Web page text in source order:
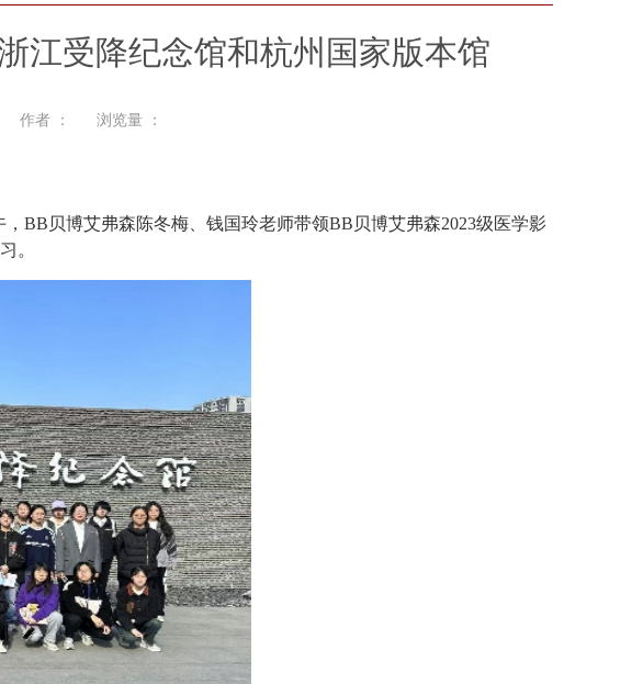
江受降纪念馆和杭州国家版本馆
作者 ： 浏览量 ：
BB贝博艾弗森陈冬梅、钱国玲老师带领BB贝博艾弗森2023级医学影
。